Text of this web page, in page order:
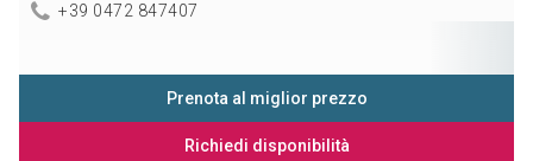
+39 0472 847407
Prenota al miglior prezzo
Richiedi disponibilità